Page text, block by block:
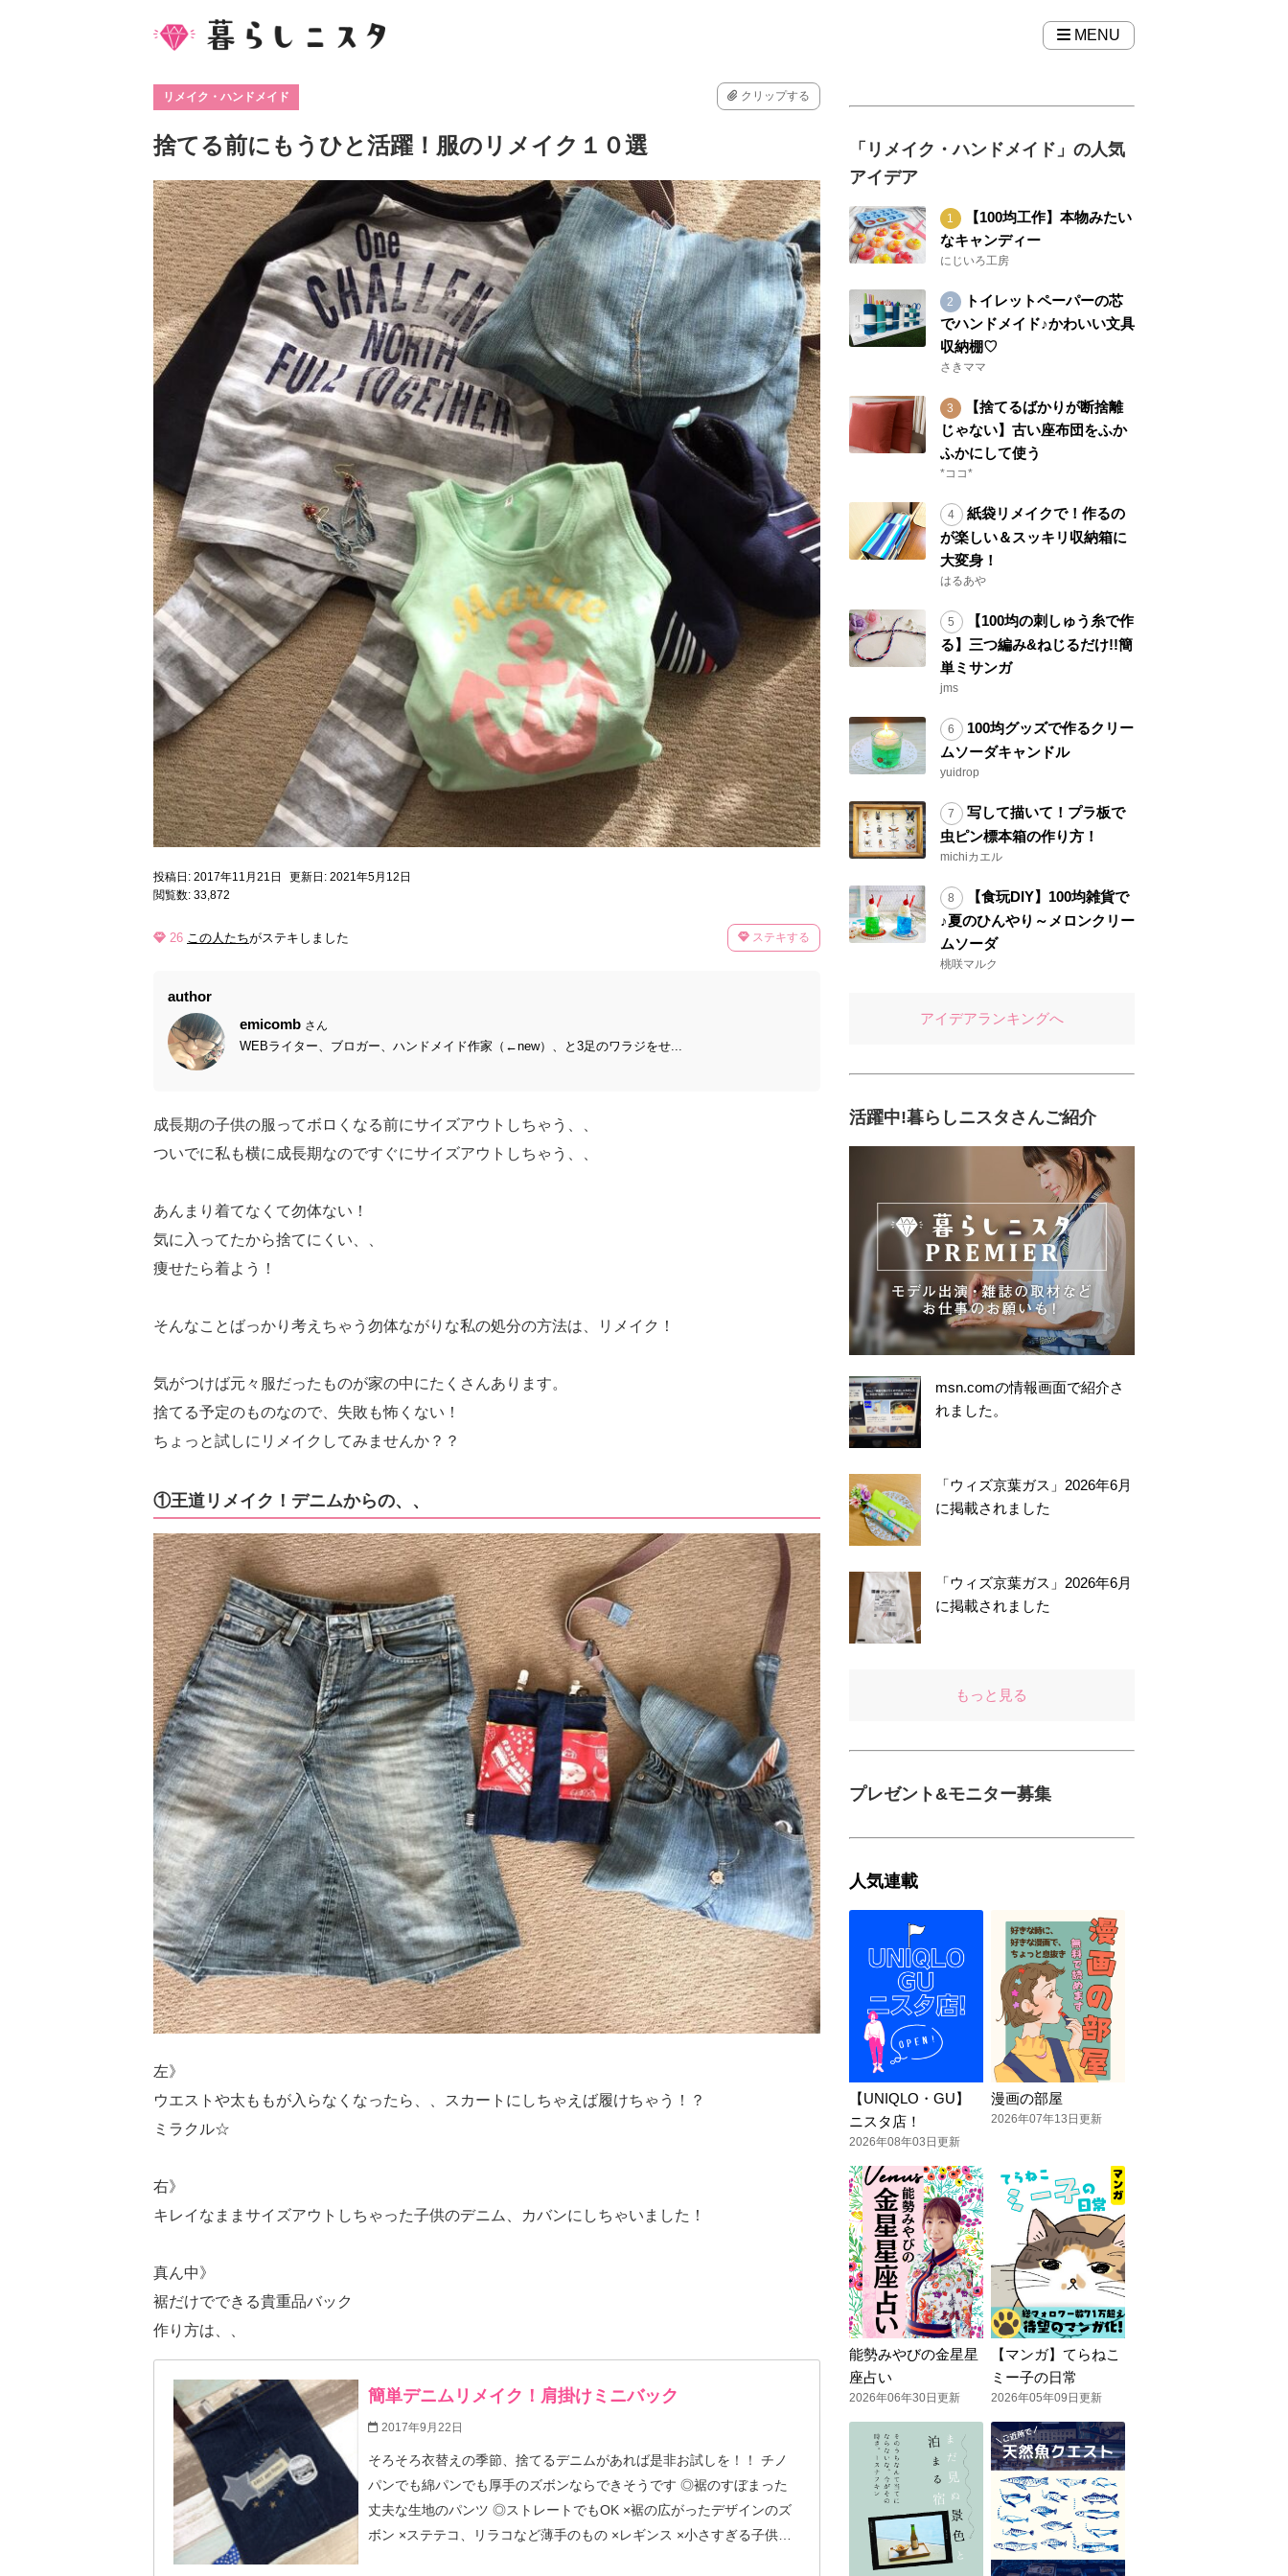
MENU
リメイク・ハンドメイド クリップする
捨てる前にもうひと活躍！服のリメイク１０選
投稿日: 2017年11月21日
更新日: 2021年5月12日
閲覧数: 33,872
26 この人たちがステキしました ステキする
author
emicomb さん
WEBライター、ブロガー、ハンドメイド作家（←new）、と3足のワラジをせ...
成長期の子供の服ってボロくなる前にサイズアウトしちゃう、、
ついでに私も横に成長期なのですぐにサイズアウトしちゃう、、
あんまり着てなくて勿体ない！
気に入ってたから捨てにくい、、
痩せたら着よう！
そんなことばっかり考えちゃう勿体ながりな私の処分の方法は、リメイク！
気がつけば元々服だったものが家の中にたくさんあります。
捨てる予定のものなので、失敗も怖くない！
ちょっと試しにリメイクしてみませんか？？
①王道リメイク！デニムからの、、
左》
ウエストや太ももが入らなくなったら、、スカートにしちゃえば履けちゃう！？
ミラクル☆
右》
キレイなままサイズアウトしちゃった子供のデニム、カバンにしちゃいました！
真ん中》
裾だけでできる貴重品バック
作り方は、、
簡単デニムリメイク！肩掛けミニバック
2017年9月22日
そろそろ衣替えの季節、捨てるデニムがあれば是非お試しを！！ チノ
パンでも綿パンでも厚手のズボンならできそうです ◎裾のすぼまった
丈夫な生地のパンツ ◎ストレートでもOK ×裾の広がったデザインのズ
ボン ×ステテコ、リラコなど薄手のもの ×レギンス ×小さすぎる子供の
「リメイク・ハンドメイド」の人気
アイデア
【100均工作】本物みたい
なキャンディー
にじいろ工房
トイレットペーパーの芯
でハンドメイド♪かわいい文具
収納棚♡
さきママ
【捨てるばかりが断捨離
じゃない】古い座布団をふか
ふかにして使う
*ココ*
紙袋リメイクで！作るの
が楽しい＆スッキリ収納箱に
大変身！
はるあや
【100均の刺しゅう糸で作
る】三つ編み&ねじるだけ!!簡
単ミサンガ
jms
100均グッズで作るクリー
ムソーダキャンドル
yuidrop
写して描いて！プラ板で
虫ピン標本箱の作り方！
michiカエル
【食玩DIY】100均雑貨で
♪夏のひんやり～メロンクリー
ムソーダ
桃咲マルク
アイデアランキングへ
活躍中!暮らしニスタさんご紹介
msn.comの情報画面で紹介さ
れました。
「ウィズ京葉ガス」2026年6月
に掲載されました
「ウィズ京葉ガス」2026年6月
に掲載されました
もっと見る
プレゼント&モニター募集
人気連載
【UNIQLO・GU】
ニスタ店！
2026年08年03日更新
漫画の部屋
2026年07年13日更新
能勢みやびの金星星
座占い
2026年06年30日更新
【マンガ】てらねこ
ミー子の日常
2026年05年09日更新